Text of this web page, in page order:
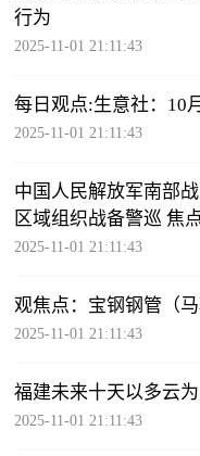
行为
2025-11-01 21:11:43
每日观点:生意社：10
2025-11-01 21:11:43
中国人民解放军南部
区域组织战备警巡 焦
2025-11-01 21:11:43
观焦点：宝钢钢管（
2025-11-01 21:11:43
福建未来十天以多云
2025-11-01 21:11:43